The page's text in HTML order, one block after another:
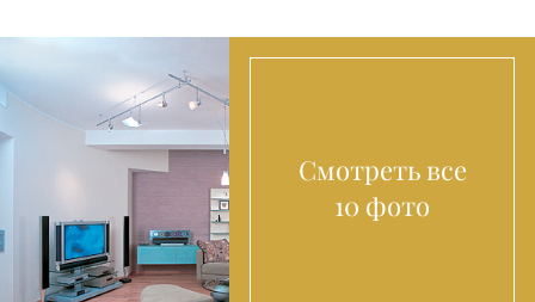
Смотреть все
10 фото